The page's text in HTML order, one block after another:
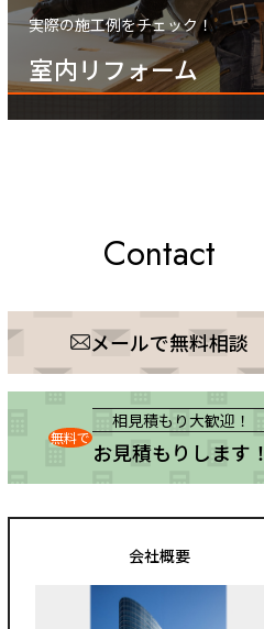
実際の施工例をチェック！
室内リフォーム
Contact
メールで無料相談
無料で
相見積もり大歓迎！
お見積もりします！
会社概要